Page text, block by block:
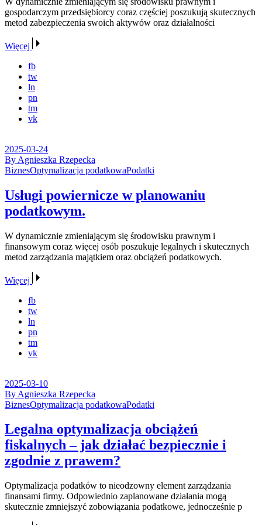
gospodarczym przedsiębiorcy coraz częściej poszukują skutecznych
metod zabezpieczenia swoich aktywów oraz działalności
Więcej
fb
tw
ln
pn
tm
vk
2025-03-24
By Agnieszka Rzepecka
BiznesOptymalizacja podatkowaPodatki
Usługi powiernicze w planowaniu
podatkowym.
W dynamicznie zmieniającym się środowisku prawnym i
finansowym coraz więcej osób poszukuje legalnych i skutecznych
metod zarządzania majątkiem oraz obciążeń podatkowych.
Więcej
fb
tw
ln
pn
tm
vk
2025-03-10
By Agnieszka Rzepecka
BiznesOptymalizacja podatkowaPodatki
Legalna optymalizacja obciążeń
fiskalnych – jak działać bezpiecznie i
zgodnie z prawem?
Optymalizacja podatków to nieodzowny element zarządzania
finansami firmy. Odpowiednio zaplanowane działania mogą
skutecznie zmniejszyć zobowiązania podatkowe, jednocześnie p